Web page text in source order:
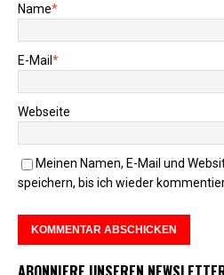
Name*
E-Mail *
Webseite
Meinen Namen, E-Mail und
speichern, bis ich wieder